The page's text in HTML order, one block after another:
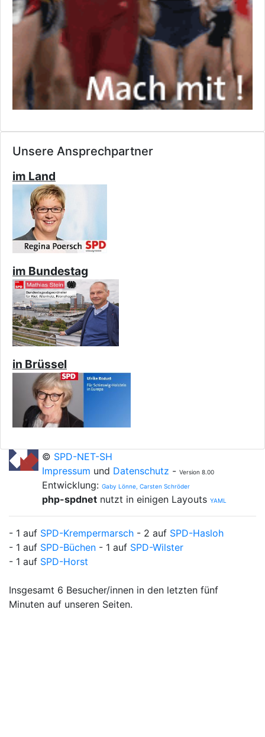
Unsere Ansprechpartner
im Land
im Bundestag
in Brüssel
© SPD-NET-SH
Impressum und Datenschutz - Version 8.00
Entwicklung: Gaby Lönne, Carsten Schröder
php-spdnet nutzt in einigen Layouts YAML
- 1 auf SPD-Krempermarsch - 2 auf SPD-Hasloh
- 1 auf SPD-Büchen - 1 auf SPD-Wilster
- 1 auf SPD-Horst
Insgesamt 6 Besucher/innen in den letzten fünf
Minuten auf unseren Seiten.